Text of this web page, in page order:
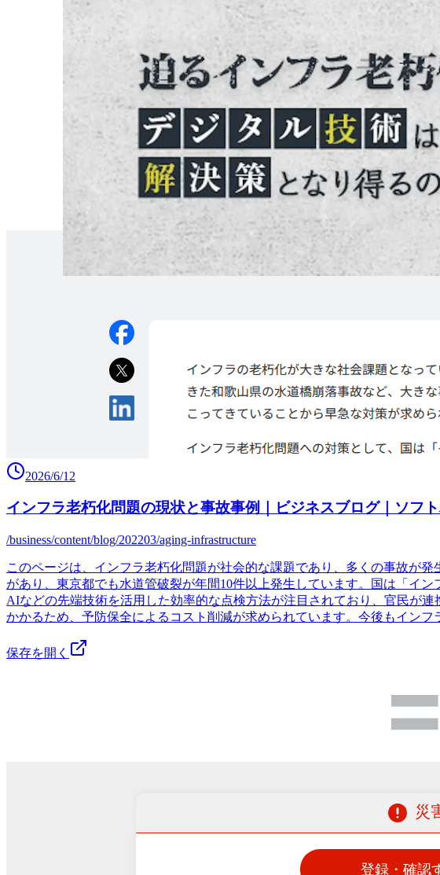
2026/6/12
インフラ老朽化問題の現状と事故事例｜ビジネスブログ｜ソフ
/business/content/blog/202203/aging-infrastructure
このページは、インフラ老朽化問題が社会的な課題であり、多くの事故が
があり、東京都でも水道管破裂が年間10件以上発生しています。国は「イ
AIなどの先端技術を活用した効率的な点検方法が注目されており、官民が
かかるため、予防保全によるコスト削減が求められています。今後もインフ
保存を開く